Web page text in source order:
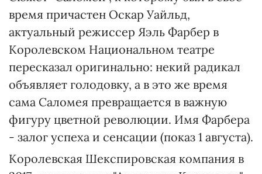
время причастен Оскар Уайльд,
актуальный режиссер Яэль Фарбер в
Королевском Национальном театре
пересказал оригинально: некий радикал
объявляет голодовку, а в это же время
сама Саломея превращается в важную
фигуру цветной революции. Имя Фарбера
- залог успеха и сенсации (показ 1 августа).
Королевская Шекспировская компания в